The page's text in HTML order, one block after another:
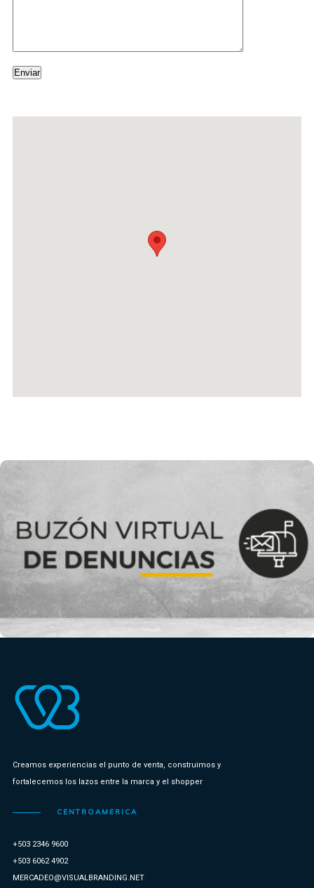
¿Quieres realizar alguna denuncia?
Es un espacio para realizar denuncias respecto a medio ambiental,
laboral, ética, derechos humanos, responsabilidad social y otros
Denunciar
Creamos experiencias el punto de venta, construimos y
fortalecemos los lazos entre la marca y el shopper
CENTROAMERICA
+503 2346 9600
+503 6062 4902
MERCADEO@VISUALBRANDING.NET